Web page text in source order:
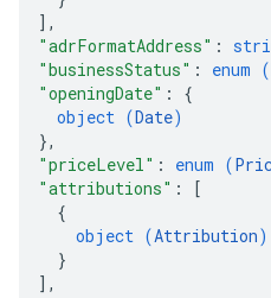
] ,
"adrFormatAddress" :
"businessStatus" : enum (
"openingDate" : {
object (Date)
},
"priceLevel" : enum (
"attributions" :
[
{
object (Attribution)
}
] ,